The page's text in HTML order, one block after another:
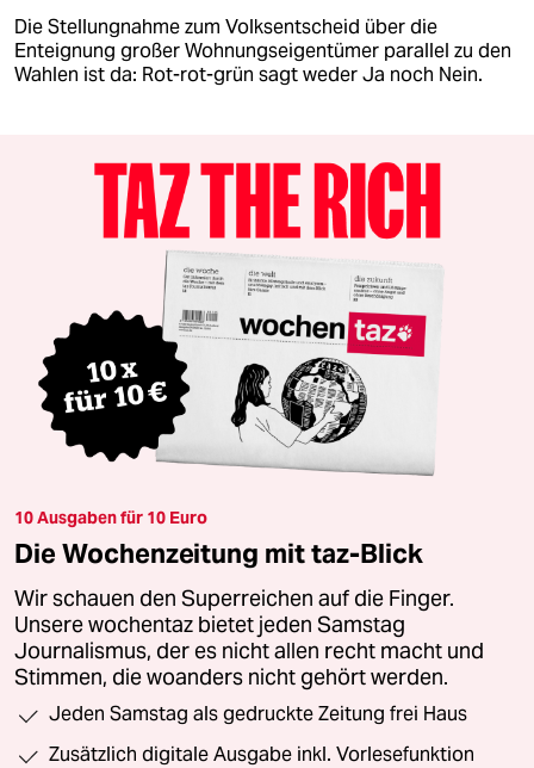
Die Stellungnahme zum Volksentscheid über die
Enteignung großer Wohnungseigentümer parallel zu den
Wahlen ist da: Rot-rot-grün sagt weder Ja noch Nein.
10 Ausgaben für 10 Euro
Die Wochenzeitung mit taz-Blick
Wir schauen den Superreichen auf die Finger.
Unsere wochentaz bietet jeden Samstag
Journalismus, der es nicht allen recht macht und
Stimmen, die woanders nicht gehört werden.
Jeden Samstag als gedruckte Zeitung frei Haus
Zusätzlich digitale Ausgabe inkl. Vorlesefunktion